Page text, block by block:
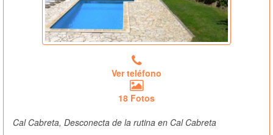
Ver teléfono
18 Fotos
Cal Cabreta, Desconecta de la rutina en Cal Cabreta